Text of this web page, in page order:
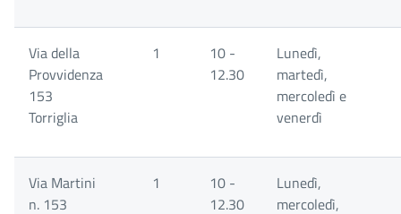
Via della
Provvidenza
153
Torriglia
1
10 -
12.30
Lunedì,
martedì,
mercoledì e
venerdì
Via Martini
n. 153
1
10 -
12.30
Lunedì,
mercoledì,